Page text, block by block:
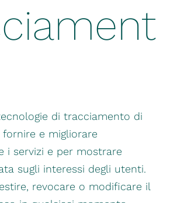
di tracciamento di
e migliorare
i servizi e per mostrare
sugli interessi degli utenti.
revocare o modificare il